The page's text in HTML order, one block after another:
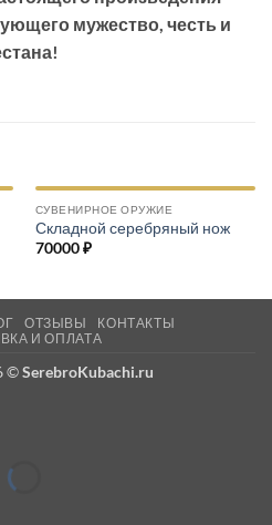
мужество, честь и
СУВЕНИРНОЕ ОРУЖИЕ
Складной серебряный нож
70000₽
ОТЗЫВЫ
КОНТАКТЫ
И ОПЛАТА
©SerebroKubachi.ru